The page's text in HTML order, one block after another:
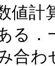
値計
る
合わ